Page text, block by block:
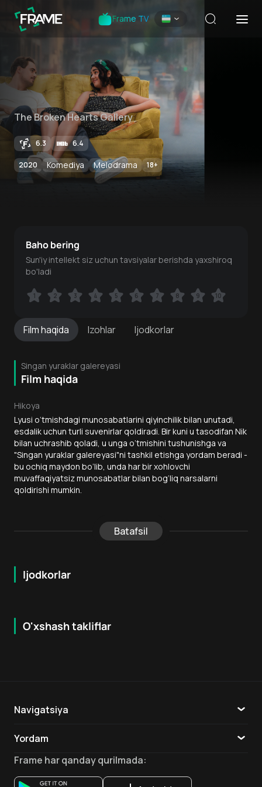
Frame TV
The Broken Hearts Gallery
6.3 6.4
2020 Komediya Melodrama 18+
Filmhaqida Izohlar Ijodkorlar
Singan yuraklar galereyasi
Film haqida
Hikoya
Lyusi o‘tmishdagi munosabatlarini qiyinchilik bilan unutadi,
esdalik uchun turli suvenirlar qoldiradi. Bir kuni u tasodifan Nik
bilan uchrashib qoladi, u unga o‘tmishini tushunishga va
"Singan yuraklar galereyasi"ni tashkil etishga yordam beradi -
bu ochiq maydon bo‘lib, unda har bir xohlovchi
muvaffaqiyatsiz munosabatlar bilan bog‘liq narsalarni
qoldirishi mumkin.
Batafsil
Ijodkorlar
Baho bering
Sun'iy intellekt siz uchun tavsiyalar berishda yaxshiroq
bo'ladi
1 2 3 4 5 6 7 8 9 10
1 2 3 4 5 6 7 8 9 10
O'xshash takliflar
16 + 5.9
Navigatsiya
Yordam
Aloqa
Ilovalar
Frame har qanday qurilmada: